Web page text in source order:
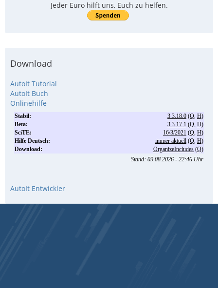
Jeder Euro hilft uns, Euch zu helfen.
Download
AutoIt Tutorial
AutoIt Buch
Onlinehilfe
AutoIt Entwickler